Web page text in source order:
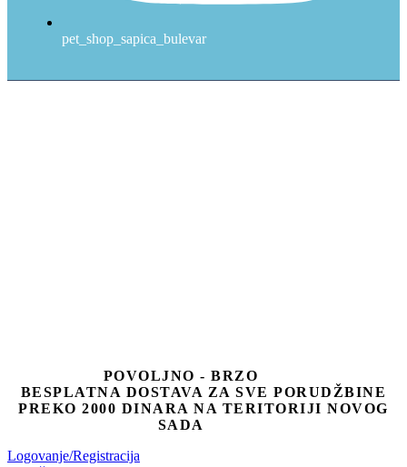
pet_shop_sapica_bulevar
POVOLJNO - BRZO
BESPLATNA DOSTAVA ZA SVE PORUDŽBINE
PREKO 2000 DINARA NA TERITORIJI NOVOG
SADA
Logovanje/Registracija